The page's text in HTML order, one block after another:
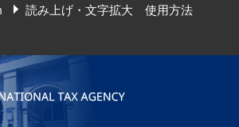
読み上げ・文字拡大 使用方法